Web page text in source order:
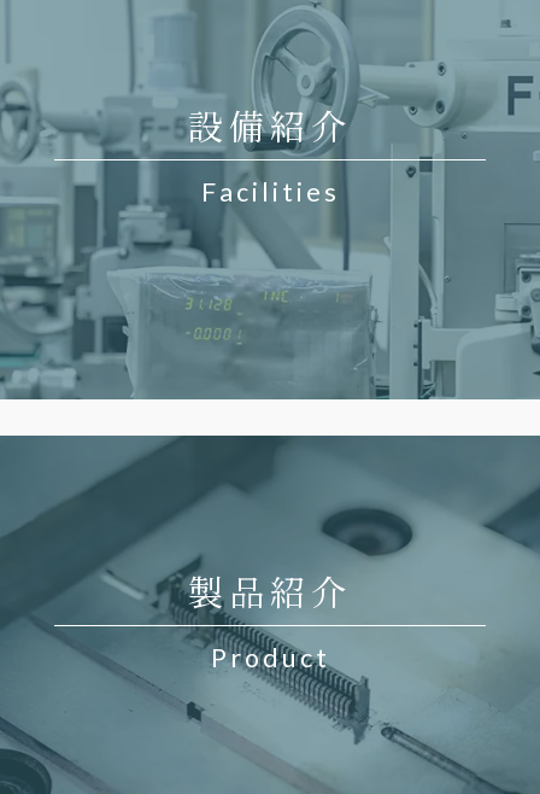
設備紹介
Facilities
製品紹介
Product